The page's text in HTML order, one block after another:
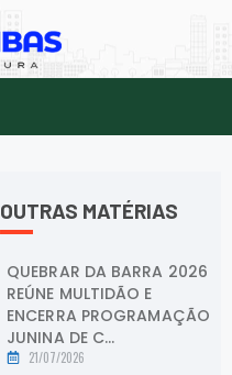
OUTRAS MATÉRIAS
QUEBRAR DA BARRA 2026
REÚNE MULTIDÃO E
ENCERRA PROGRAMAÇÃO
JUNINA DE C...
21/07/2026